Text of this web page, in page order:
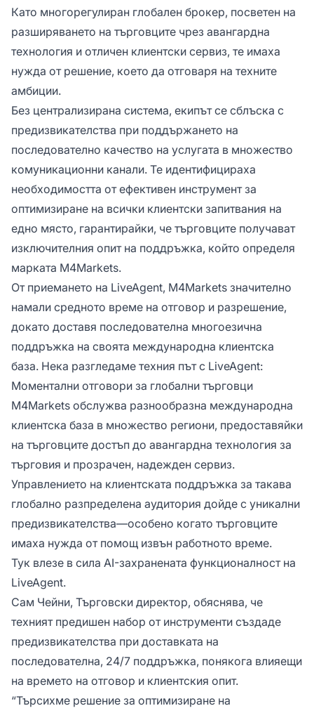
Като многорегулиран глобален брокер, посветен на
разширяването на търговците чрез авангардна
технология и отличен клиентски сервиз, те имаха
нужда от решение, което да отговаря на техните
амбиции.
Без централизирана система, екипът се сблъска с
предизвикателства при поддържането на
последователно качество на услугата в множество
комуникационни канали. Те идентифицираха
необходимостта от ефективен инструмент за
оптимизиране на всички клиентски запитвания на
едно място, гарантирайки, че търговците получават
изключителния опит на поддръжка, който определя
марката M4Markets.
От приемането на LiveAgent, M4Markets значително
намали средното време на отговор и разрешение,
докато доставя последователна многоезична
поддръжка на своята международна клиентска
база. Нека разгледаме техния път с LiveAgent:
Моментални отговори за глобални търговци
M4Markets обслужва разнообразна международна
клиентска база в множество региони, предоставяйки
на търговците достъп до авангардна технология за
търговия и прозрачен, надежден сервиз.
Управлението на клиентската поддръжка за такава
глобално разпределена аудитория дойде с уникални
предизвикателства—особено когато търговците
имаха нужда от помощ извън работното време.
Тук влезе в сила AI-захранената функционалност на
LiveAgent.
Сам Чейни, Търговски директор, обяснява, че
техният предишен набор от инструменти създаде
предизвикателства при доставката на
последователна, 24/7 поддръжка, понякога влияещи
на времето на отговор и клиентския опит.
“Търсихме решение за оптимизиране на